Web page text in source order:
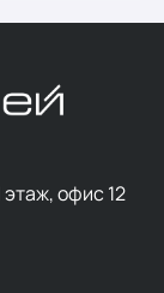
этаж, офис 12